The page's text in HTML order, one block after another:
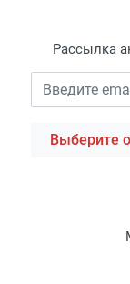
Рассылка
Выберите